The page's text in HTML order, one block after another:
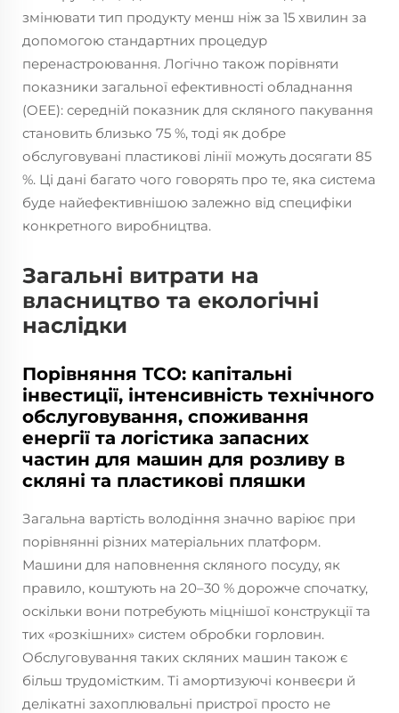
змінювати тип продукту менш ніж за 15 хвилин за
допомогою стандартних процедур
перенастроювання. Логічно також порівняти
показники загальної ефективності обладнання
(OEE): середній показник для скляного пакування
становить близько 75 %, тоді як добре
обслуговувані пластикові лінії можуть досягати 85
%. Ці дані багато чого говорять про те, яка система
буде найефективнішою залежно від специфіки
конкретного виробництва.
Загальні витрати на
власництво та екологічні
наслідки
Порівняння TCO: капітальні
інвестиції, інтенсивність технічного
обслуговування, споживання
енергії та логістика запасних
частин для машин для розливу в
скляні та пластикові пляшки
Загальна вартість володіння значно варіює при
порівнянні різних матеріальних платформ.
Машини для наповнення скляного посуду, як
правило, коштують на 20–30 % дорожче спочатку,
оскільки вони потребують міцнішої конструкції та
тих «розкішних» систем обробки горловин.
Обслуговування таких скляних машин також є
більш трудомістким. Ті амортизуючі конвеєри й
делікатні захоплювальні пристрої просто не